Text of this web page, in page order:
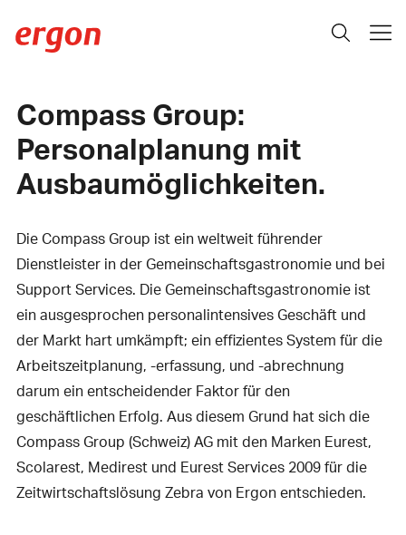
Compass Group:
Personalplanung mit
Ausbaumöglichkeiten.
Die Compass Group ist ein weltweit führender
Dienstleister in der Gemeinschaftsgastronomie und bei
Support Services. Die Gemeinschaftsgastronomie ist
ein ausgesprochen personalintensives Geschäft und
der Markt hart umkämpft; ein effizientes System für die
Arbeitszeitplanung, -erfassung, und -abrechnung
darum ein entscheidender Faktor für den
geschäftlichen Erfolg. Aus diesem Grund hat sich die
Compass Group (Schweiz) AG mit den Marken Eurest,
Scolarest, Medirest und Eurest Services 2009 für die
Zeitwirtschaftslösung Zebra von Ergon entschieden.